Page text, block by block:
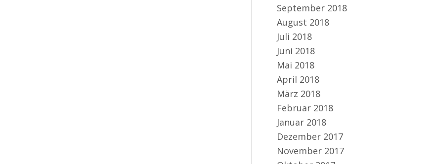
September 2018
August 2018
Juli 2018
Juni 2018
Mai 2018
April 2018
März 2018
Februar 2018
Januar 2018
Dezember 2017
November 2017